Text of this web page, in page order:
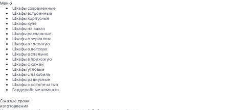
Меню
Шкафы современные
Шкафы встроенные
Шкафы корпусные
Шкафы купе
Шкафы на заказ
Шкафы распашные
Шкафы с зеркалом
Шкафы в гостиную
Шкафы в детскую
Шкафы в спальню
Шкафы в прихожую
Шкафы с кожей
Шкафы угловые
Шкафы с лакобель
Шкафы радиусные
Шкафы с фотопечатью
Гардеробные комнаты
Сжатые сроки
изготовления